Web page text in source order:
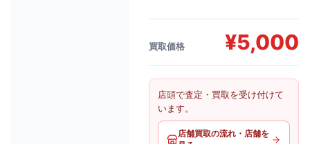
買取価格 ¥5,000
店頭で査定・買取を受け付けて
います。
店舗買取の流れ・店舗を